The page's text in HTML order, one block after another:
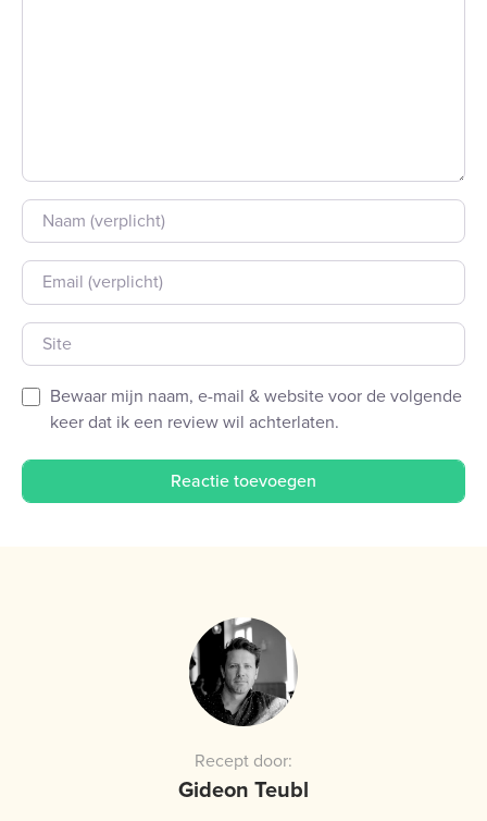
Naam
E-mail
Site
Bewaar mijn naam, e-mail & website voor de volgende
keer dat ik een review wil achterlaten.
Recept door:
Gideon Teubl